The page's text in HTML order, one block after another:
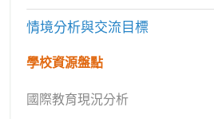
載
情境分析與交流目標
學校資源盤點
國際教育現況分析